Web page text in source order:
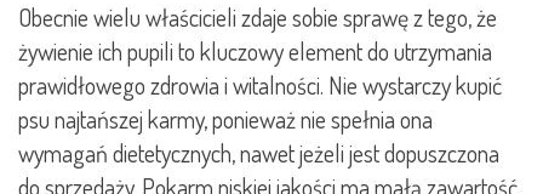
Obecnie wielu właścicieli zdaje sobie sprawę z tego, że
żywienie ich pupili to kluczowy element do utrzymania
prawidłowego zdrowia i witalności. Nie wystarczy kupić
psu najtańszej karmy, ponieważ nie spełnia ona
wymagań dietetycznych, nawet jeżeli jest dopuszczona
do sprzedaży. Pokarm niskiej jakości ma małą zawartość